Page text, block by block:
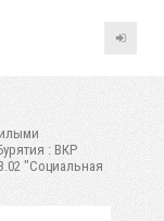
: ВКР
"Социальная